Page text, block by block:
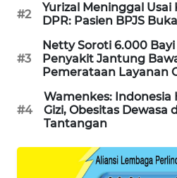
#2
Yurizal Meninggal
DPR: Pasien BPJS
#3
Netty Soroti 6.000
Penyakit Jantung
Pemerataan Layanan
#4
Wamenkes: Indonesia
Gizi, Obesitas Dewasa
Tantangan
KONSUMEN
LISTRIK
MASYARAKAT
KELISTRIKAN
WALINKI